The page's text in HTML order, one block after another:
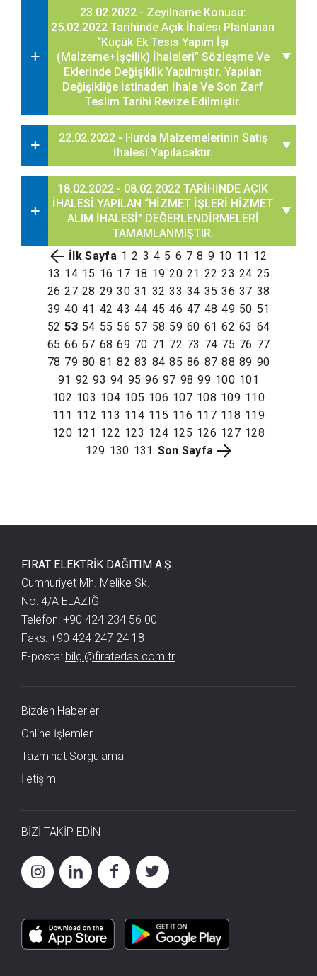
23.02.2022 - Zeyilname Konusu:
25.02.2022 Tarihinde Açık İhalesi Planlanan
“Küçük Ek Tesis Yapım İşi
(Malzeme+İşçilik) İhaleleri” Sözleşme Ve
Eklerinde Değişiklik Yapılmıştır. Yapılan
Değişikliğe İstinaden İhale Ve Son Zarf
Teslim Tarihi Revize Edilmiştir.
22.02.2022 - Hurda Malzemelerinin Satış
İhalesi Yapılacaktır.
18.02.2022 - 08.02.2022 TARİHİNDE AÇIK
İHALESİ YAPILAN “HİZMET İŞLERİ HİZMET
ALIM İHALESİ” DEĞERLENDİRMELERİ
TAMAMLANMIŞTIR.
İlk Sayfa 1 2 3 4 5 6 7 8 9 10 11 12
13 14 15 16 17 18 19 20 21 22 23 24 25
26 27 28 29 30 31 32 33 34 35 36 37 38
39 40 41 42 43 44 45 46 47 48 49 50 51
52 53 54 55 56 57 58 59 60 61 62 63 64
65 66 67 68 69 70 71 72 73 74 75 76 77
78 79 80 81 82 83 84 85 86 87 88 89 90
91 92 93 94 95 96 97 98 99 100 101
102 103 104 105 106 107 108 109 110
111 112 113 114 115 116 117 118 119
120 121 122 123 124 125 126 127 128
129 130 131 Son Sayfa
FIRAT ELEKTRİK DAĞITIM A.Ş.
Cumhuriyet Mh. Melike Sk.
No: 4/A ELAZIĞ
Telefon: +90 424 234 56 00
Faks: +90 424 247 24 18
E-posta: bilgi@firatedas.com.tr
Bizden Haberler
Online İşlemler
Tazminat Sorgulama
İletişim
BİZİ TAKİP EDİN